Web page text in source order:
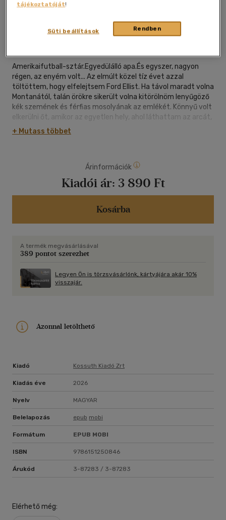
Beleolvasok
Amerikaifutball-sztár.Egyedülálló apa.És egyszer, nagyon
régen, az enyém volt... Az elmúlt közel tíz évet azzal
töltöttem, hogy elfelejtsem Ford Ellist. Ha távol maradt volna
Montanától, talán örökre sikerült volna kitörölnöm lenyűgöző
kék szemének és férfias mosolyának az emlékét. Könnyű volt
elkerülni őt, amikor az egyetlen hely, ahol láthattam az arcát,
az ESPN sportcsatorna volt - és ezt a problémát a
távirányítóval könnyen megoldhattam. Csakhogy a főnököm
pálya széléről ebben a szezonban, de most, hogy együtt
dolgozunk, elkerülni is lehetetlen lesz. Talán mégsem
felejtettem el Fordot. Talán még mindig arról álmodozom, mi
lehetett volna köztünk. És talán ő sem felejtett el engem.
Azonban ezek a ,,talánok" nem változtatnak azon a tényen,
+ Mutass többet
Árinformációk
Kiadói ár: 3 890 Ft
Kosárba
A termék megvásárlásával
389 pontot szerezhet
Legyen Ön is törzsvásárlónk, kártyájára akár 10%
visszajár.
Azonnal letölthető
Kiadó Kossuth Kiadó Zrt
Kiadás éve 2026
Nyelv MAGYAR
Belelapozás epub mobi
Formátum EPUB MOBI
ISBN 9786151250846
Árukód 3-87283 / 3-87283
Elérhető még:
tájékoztatóját!
Rendben
Süti beállítások